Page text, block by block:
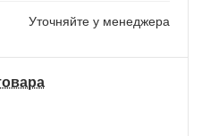
Уточняйте у менеджера